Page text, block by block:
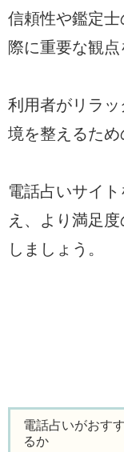
信頼性や鑑定
際に重要な観点
利用者がリラ
境を整えるため
電話占いサイ
え、より満足
しましょう。
電話占いがおす
るか